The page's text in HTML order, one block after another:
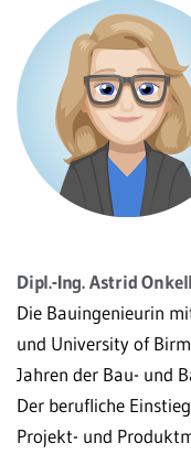
Dipl.-Ing. Astrid
Die Bauingenieurin
und University of
Jahren der Bau- und
Der berufliche
Projekt- und